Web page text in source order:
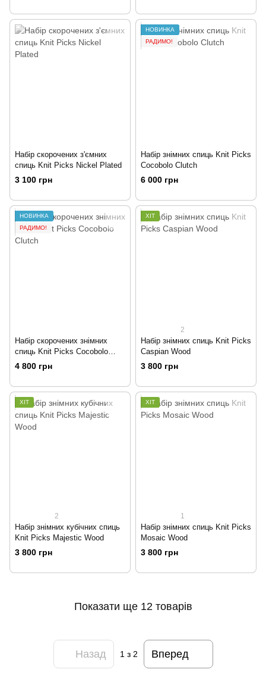
Набір скорочених з'ємних
cпиць Knit Picks Nickel Plated
3 100 грн
НОВИНКА
РАДИМО!
Набір знімних спиць Knit Picks
Cocobolo Clutch
6 000 грн
НОВИНКА
РАДИМО!
Набір скорочених знімних
спиць Knit Picks Cocobolo
Clutch
4 800 грн
ХІТ
2
Набір знімних спиць Knit Picks
Caspian Wood
3 800 грн
ХІТ
2
Набір знімних кубічних cпиць
Knit Picks Majestic Wood
3 800 грн
ХІТ
1
Набір знімних cпиць Knit Picks
Mosaic Wood
3 800 грн
Показати ще 12 товарів
Назад 1з 2 Вперед